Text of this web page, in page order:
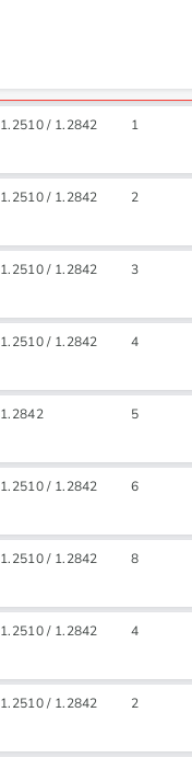
1.2510 / 1.2842 1
1.2510 / 1.2842 2
1.2510 / 1.2842 3
1.2510 / 1.2842 4
1.2842 5
1.2510 / 1.2842 6
1.2510 / 1.2842 8
1.2510 / 1.2842 4
1.2510 / 1.2842 2